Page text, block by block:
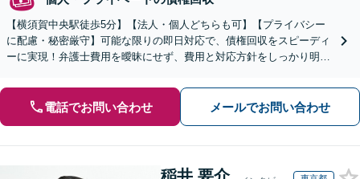
【横須賀中央駅徒歩5分】【法人・個人どちらも可】【プライバシー
に配慮・秘密厳守】可能な限りの即日対応で、債権回収をスピーディ
ーに実現！弁護士費用を曖昧にせず、費用と対応方針をしっかり明示
電話でお問い合わせ メールでお問い合わせ